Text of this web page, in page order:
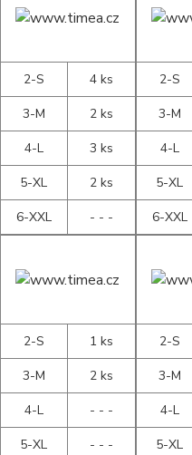
2-S
4 ks
3-M
2 ks
4-L
3 ks
5-XL
2 ks
6-XXL
- - -
2-S
3-M
4-L
5-XL
6-XXL
2-S
1 ks
3-M
2 ks
4-L
- - -
5-XL
- - -
2-S
3-M
4-L
5-XL